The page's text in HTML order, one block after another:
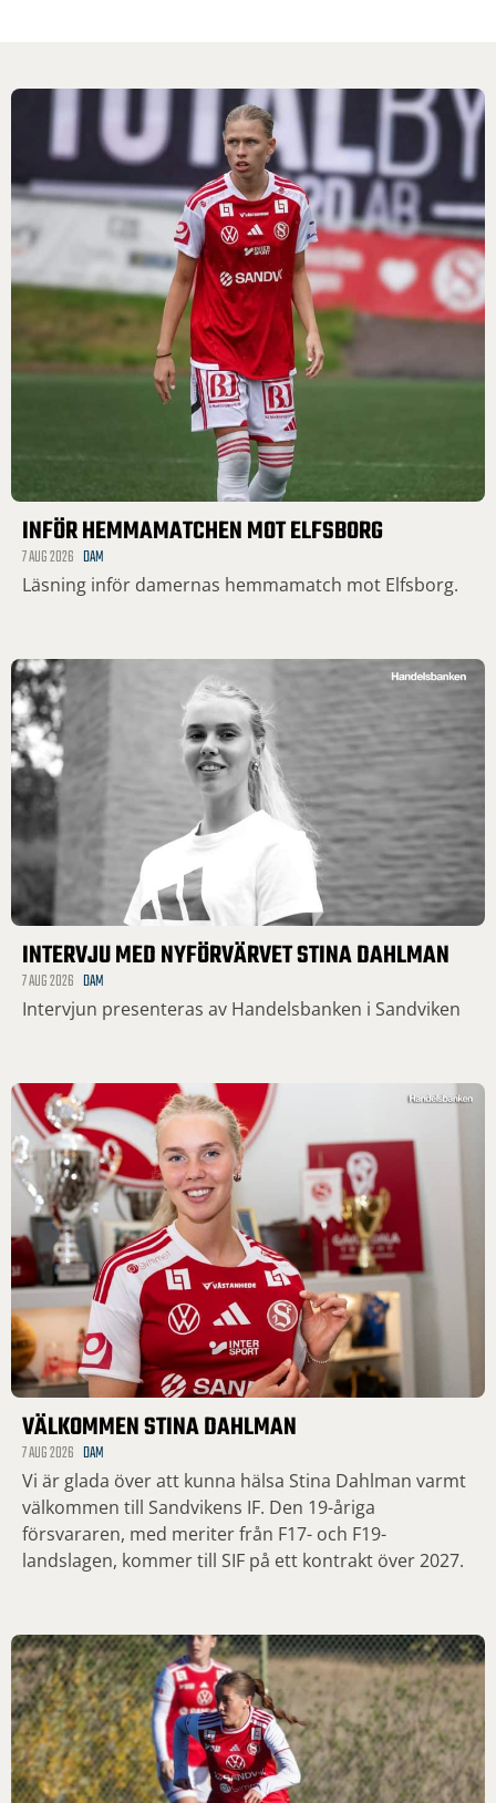
INFÖR HEMMAMATCHEN MOT ELFSBORG
7 AUG 2026 DAM
Läsning inför damernas hemmamatch mot Elfsborg.
INTERVJU MED NYFÖRVÄRVET STINA DAHLMAN
7 AUG 2026 DAM
Intervjun presenteras av Handelsbanken i Sandviken
VÄLKOMMEN STINA DAHLMAN
7 AUG 2026 DAM
Vi är glada över att kunna hälsa Stina Dahlman varmt
välkommen till Sandvikens IF. Den 19-åriga
försvararen, med meriter från F17- och F19-
landslagen, kommer till SIF på ett kontrakt över 2027.